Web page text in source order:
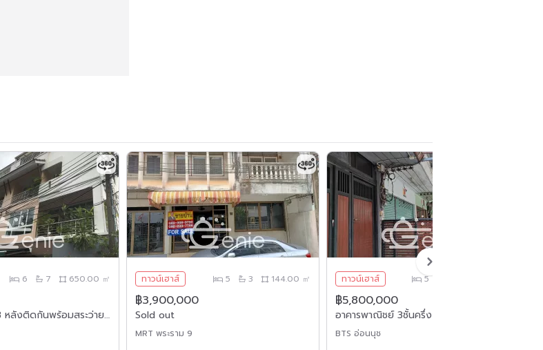
6 7 650.00 ㎡
ขายทาวน์เฮ้าส์ 3 หลังติดกันพร้อมสระว่ายน้ำในเอกมัย
ทาวน์เฮาส์ 5 3 144.00 ㎡
฿3,900,000
Sold out
MRT พระราม 9
ทาวน์เฮาส์ 5
฿5,800,000
อาคารพาณิชย์ 3ชั้นครึ่ง
BTS อ่อนนุช